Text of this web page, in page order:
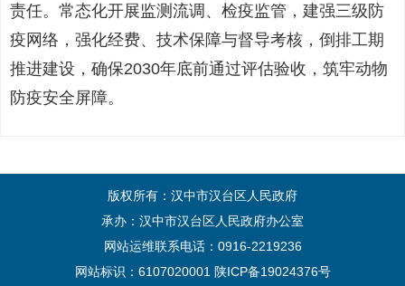
责任。常态化开展监测流调、检疫监管，建强三级防
疫网络，强化经费、技术保障与督导考核，倒排工期
推进建设，确保2030年底前通过评估验收，筑牢动物
防疫安全屏障。
版权所有：汉中市汉台区人民政府
承办：汉中市汉台区人民政府办公室
网站运维联系电话：0916-2219236
网站标识：6107020001 陕ICP备19024376号